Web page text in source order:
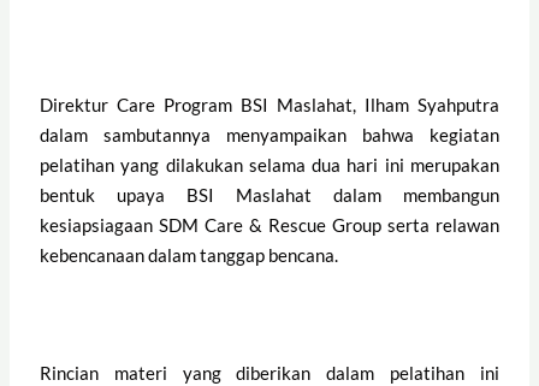
Direktur Care Program BSI Maslahat, Ilham Syahputra
dalam sambutannya menyampaikan bahwa kegiatan
pelatihan yang dilakukan selama dua hari ini merupakan
bentuk upaya BSI Maslahat dalam membangun
kesiapsiagaan SDM Care & Rescue Group serta relawan
kebencanaan dalam tanggap bencana.
Rincian materi yang diberikan dalam pelatihan ini